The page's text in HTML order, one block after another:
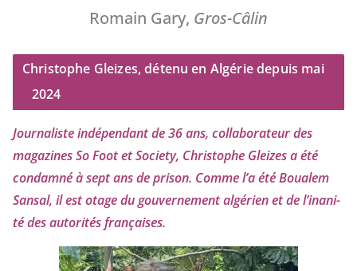
Romain Gary, Gros-Câlin
Christophe Gleizes, détenu en Algérie depuis mai
2024
Journaliste indé­pen­dant de36ans, col­la­bo­ra­teur des
maga­zines So Foot et Society, Christophe Gleizesa été
condam­né à sept ans de pri­son. Comme l’a été Boualem
Sansal, il est otage du gou­ver­ne­ment algé­rien et de l’i­na­ni­
té des auto­ri­tés françaises.